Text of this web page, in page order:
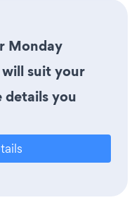
Monday
suit your
details you